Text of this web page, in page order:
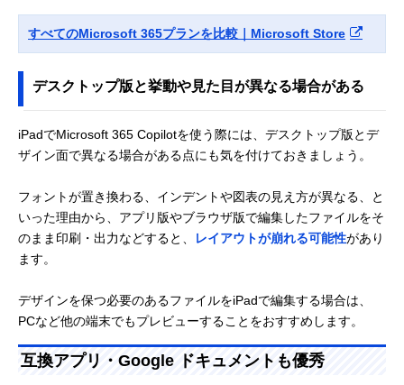
すべてのMicrosoft 365プランを比較｜Microsoft Store
デスクトップ版と挙動や見た目が異なる場合がある
iPadでMicrosoft 365 Copilotを使う際には、デスクトップ版とデ
ザイン面で異なる場合がある点にも気を付けておきましょう。
フォントが置き換わる、インデントや図表の見え方が異なる、と
いった理由から、アプリ版やブラウザ版で編集したファイルをそ
のまま印刷・出力などすると、
レイアウトが崩れる可能性があり
ます。
デザインを保つ必要のあるファイルをiPadで編集する場合は、
PCなど他の端末でもプレビューすることをおすすめします。
互換アプリ・Google ドキュメントも優秀